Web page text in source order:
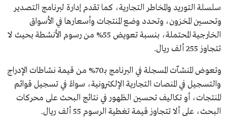
سلسلة التوريد والمخاطر التجارية، كما تقدم إدارة لبرنامج التصدير
وتحسين المخزون، وتحدد وضع المنتجات وأسعارها في الأسواق
الخارجية المحتملة، بنسبة تعويض 55% من رسوم الأنشطة بحيث لا
تتجاوز 255 ألف ريال.
وتعوض المنشآت المسجلة في البرنامج بـ70% من قيمة نشاطات الإدراج
والتسجيل في المنصات التجارية الإلكترونية، سواءً في تسجيل قوائم
المنتجات، أو تكاليف تحسين الظهور في نتائج البحث على محركات
البحث، على ألا تتجاوز قيمة تغطية الرسوم 55 ألف ريال.